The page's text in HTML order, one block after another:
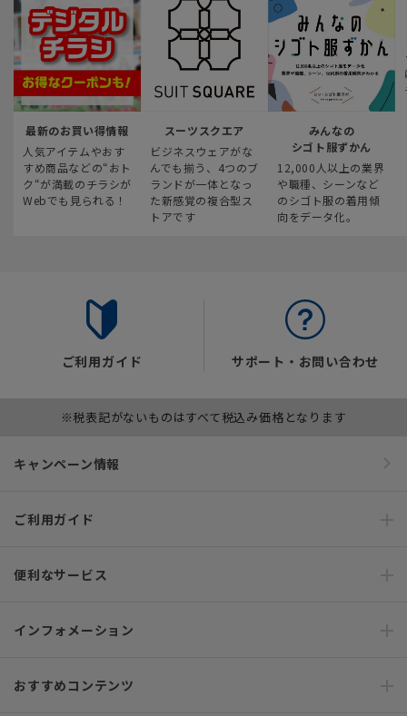
最新のお買い得情報
人気アイテムやおす
すめ商品などの“おト
ク“が満載のチラシが
Webでも見られる！
スーツスクエア
ビジネスウェアがな
んでも揃う、4つのブ
ランドが一体となっ
た新感覚の複合型ス
トアです
みんなの
シゴト服ずかん
12,000人以上の業界
や職種、シーンなど
のシゴト服の着用傾
向をデータ化。
ご利用ガイド サポート・お問い合わせ
※税表記がないものはすべて税込み価格となります
キャンペーン情報
ご利用ガイド
便利なサービス
インフォメーション
おすすめコンテンツ